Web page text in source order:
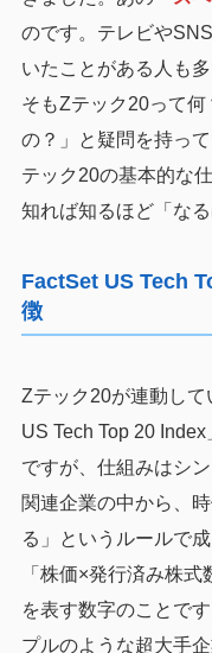
のです。テレビや
いたことがある人も
そもZテック20って
の？」と疑問を持っ
テック20の基本的な
知れば知るほど「な
FactSet US Tech
徴
Zテック20が連動し
US Tech Top 20
ですが、仕組みはシ
関連企業の中から、
る」というルールで
「株価×発行済み株
を表す数字のことで
プルのような超大手